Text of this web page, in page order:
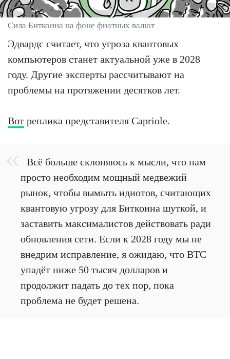
Сила Биткоина на фоне фиатных валют
Эдвардс считает, что угроза квантовых
компьютеров станет актуальной уже в 2028
году. Другие эксперты рассчитывают на
проблемы на протяжении десятков лет.
Вот реплика представителя Capriole.
Всё больше склоняюсь к мысли, что нам
просто необходим мощный медвежий
рынок, чтобы вымыть идиотов, считающих
квантовую угрозу для Биткоина шуткой, и
заставить максималистов действовать ради
обновления сети. Если к 2028 году мы не
внедрим исправление, я ожидаю, что BTC
упадёт ниже 50 тысяч долларов и
продолжит падать до тех пор, пока
проблема не будет решена.